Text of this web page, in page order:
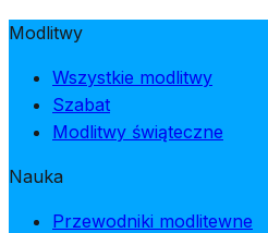
Modlitwy
Wszystkie modlitwy
Szabat
Modlitwy świąteczne
Nauka
Przewodniki modlitewne